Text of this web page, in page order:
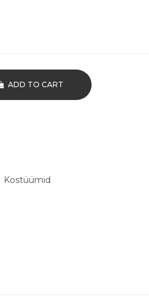
ADD TO CART
Kostüümid